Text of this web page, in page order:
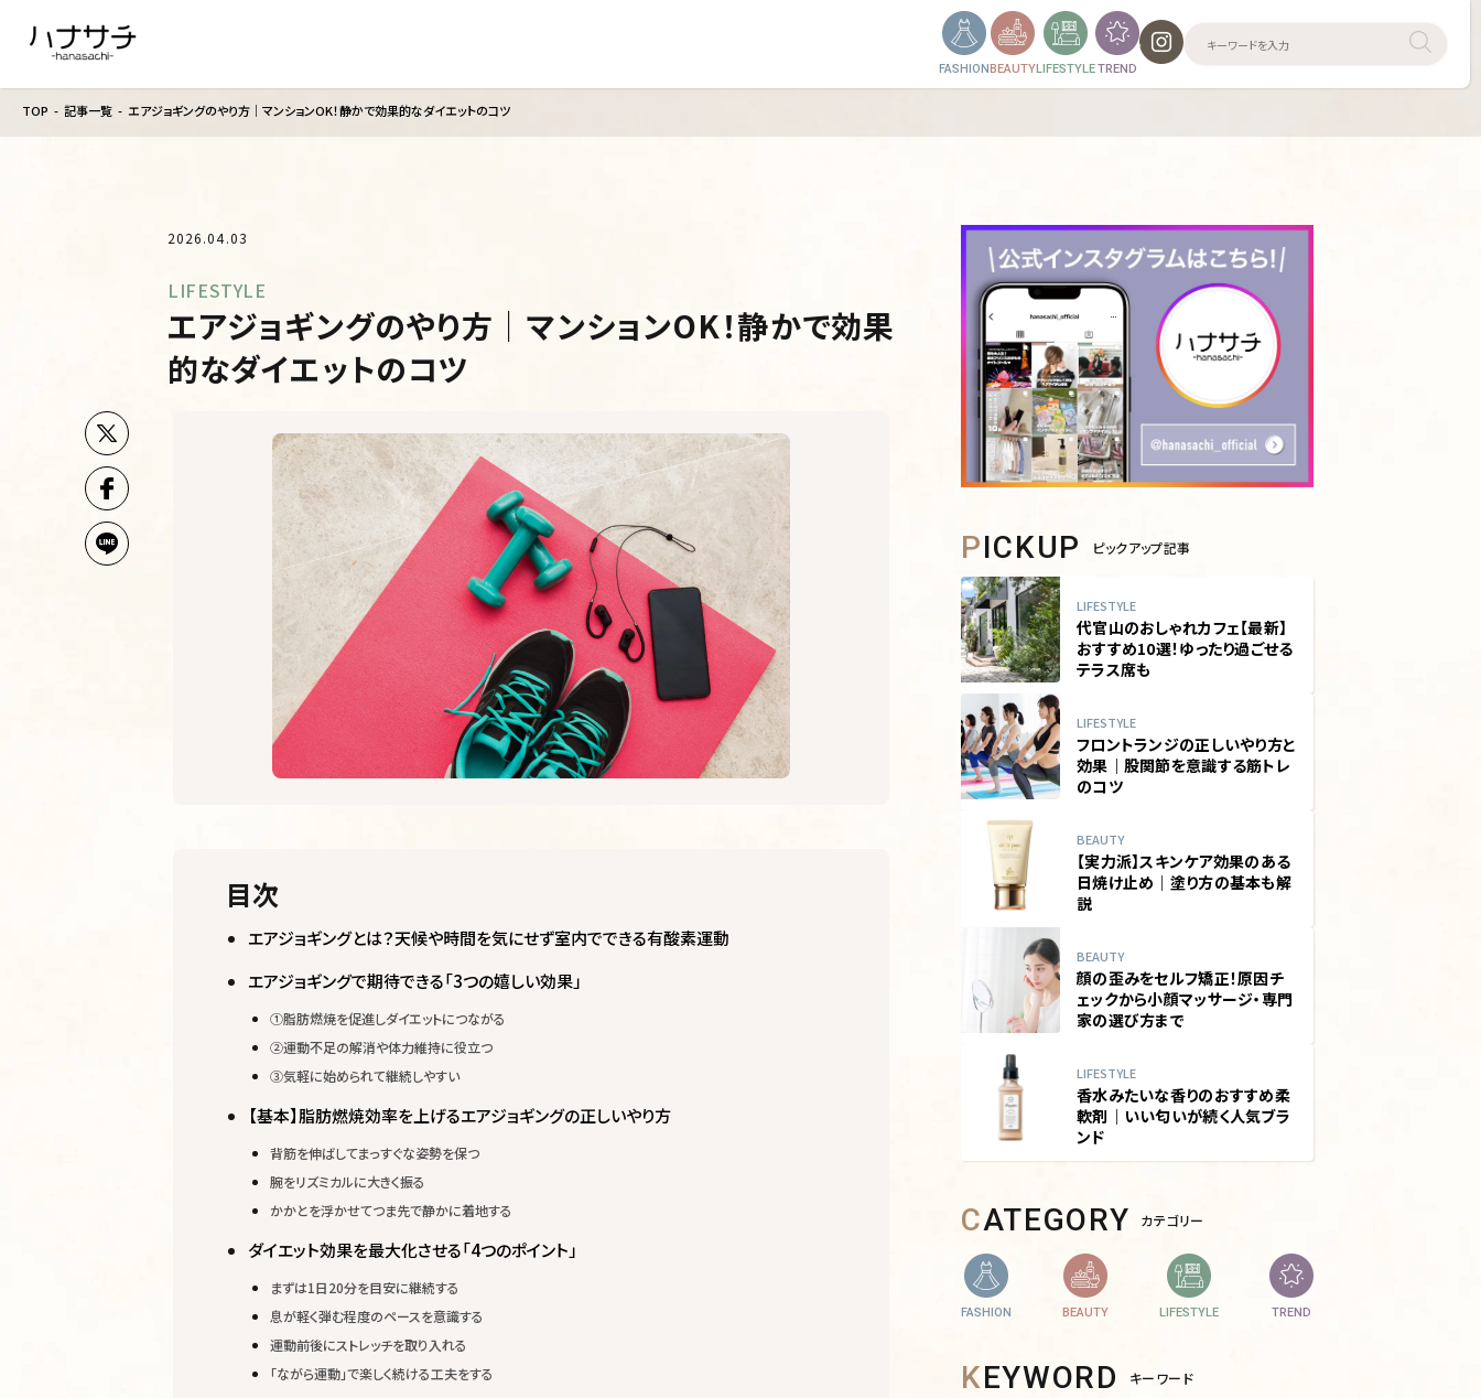
FASHIONBEAUTYLIFESTYLETREND
TOP 記事一覧 エアジョギングのやり方｜マンションOK！静かで効果的なダイエットのコツ
2026.04.03
LIFESTYLE
エアジョギングのやり方｜マンションOK！静かで効果
的なダイエットのコツ
目次
エアジョギングとは？天候や時間を気にせず室内でできる有酸素運動
エアジョギングで期待できる「3つの嬉しい効果」
①脂肪燃焼を促進しダイエットにつながる
②運動不足の解消や体力維持に役立つ
③気軽に始められて継続しやすい
【基本】脂肪燃焼効率を上げるエアジョギングの正しいやり方
背筋を伸ばしてまっすぐな姿勢を保つ
腕をリズミカルに大きく振る
かかとを浮かせてつま先で静かに着地する
ダイエット効果を最大化させる「4つのポイント」
まずは1日20分を目安に継続する
息が軽く弾む程度のペースを意識する
運動前後にストレッチを取り入れる
「ながら運動」で楽しく続ける工夫をする
PICKUP ピックアップ記事
LIFESTYLE
代官山のおしゃれカフェ【最新】
おすすめ10選！ゆったり過ごせる
テラス席も
LIFESTYLE
フロントランジの正しいやり方と
効果｜股関節を意識する筋トレ
のコツ
BEAUTY
【実力派】スキンケア効果のある
日焼け止め｜塗り方の基本も解
説
BEAUTY
顔の歪みをセルフ矯正！原因チ
ェックから小顔マッサージ・専門
家の選び方まで
LIFESTYLE
香水みたいな香りのおすすめ柔
軟剤｜いい匂いが続く人気ブラ
ンド
CATEGORY カテゴリー
FASHION BEAUTY LIFESTYLE TREND
KEYWORD キーワード